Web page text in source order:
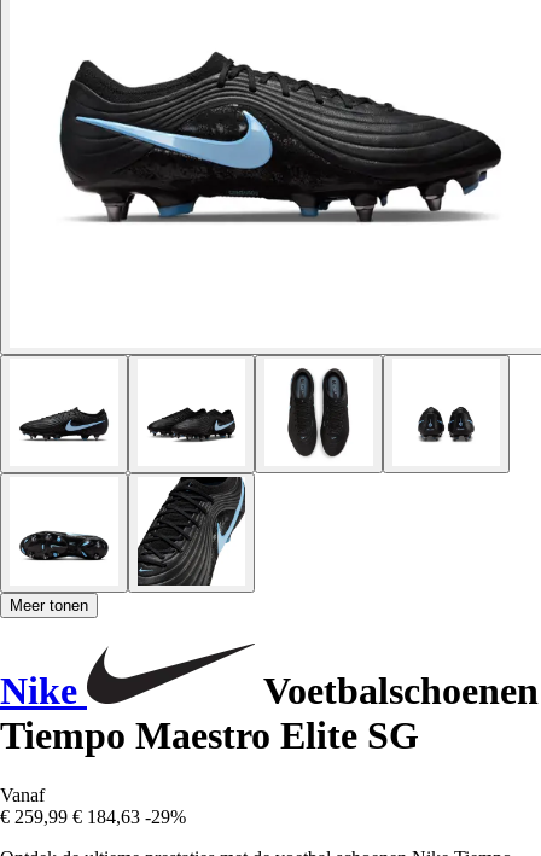
Meer tonen
Nike
Voetbalschoenen
Tiempo Maestro Elite SG
Vanaf
€ 259,99 € 184,63 -29%